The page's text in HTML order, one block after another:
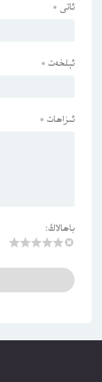
ئاتى *
ئېلخەت *
ئىزاھات *
باھالاڭ: